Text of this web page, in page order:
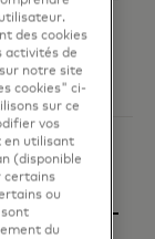
des cookies
activités de
notre site
cookies" ci-
sur ce
vos
en utilisant
(disponible
certains
ou
sont
du